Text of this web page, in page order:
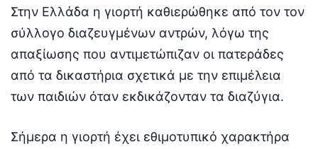
Στην Ελλάδα η γιορτή καθιερώθηκε από τον τον
σύλλογο διαζευγμένων αντρών, λόγω της
απαξίωσης που αντιμετώπιζαν οι πατεράδες
από τα δικαστήρια σχετικά με την επιμέλεια
των παιδιών όταν εκδικάζονταν τα διαζύγια.
Σήμερα η γιορτή έχει εθιμοτυπικό χαρακτήρα